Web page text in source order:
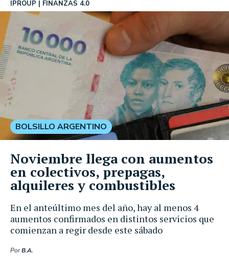
En el anteúltimo mes del año, hay al menos 4
aumentos confirmados en distintos servicios que
comienzan a regir desde este sábado
IPROUP FINANZAS 4.0
PorB.A.
BOLSILLO ARGENTINO
Noviembre llega con aumentos
en colectivos, prepagas,
alquileres y combustibles